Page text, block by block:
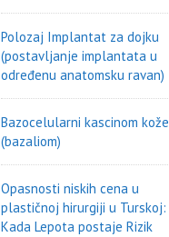
Polozaj Implantat za dojku
(postavljanje implantata u
određenu anatomsku ravan)
Bazocelularni kascinom kože
(bazaliom)
Opasnosti niskih cena u
plastičnoj hirurgiji u Turskoj:
Kada Lepota postaje Rizik